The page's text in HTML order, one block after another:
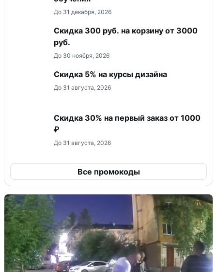
До 31 декабря, 2026
Скидка 300 руб. на корзину от 3000
руб.
До 30 ноября, 2026
Скидка 5% на курсы дизайна
До 31 августа, 2026
Скидка 30% на первый заказ от 1000
₽
До 31 августа, 2026
Все промокоды